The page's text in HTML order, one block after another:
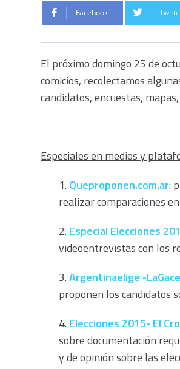
Facebook
El próximo domingo 25 de
comicios, recolectamos
candidatos, encuestas,
Especiales en medios y
1. Queproponen.com.ar:
realizar comparaciones
2. Especial Elecciones
videoentrevistas con los
3.Argentinaelige -
proponen los candidatos
4. Elecciones 2015- El
sobre documentación
y de opinión sobre las